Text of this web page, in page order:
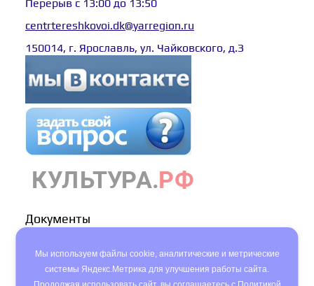
Перерыв с 13:00 до 13:50
centrtereshkovoi.dk@yarregion.ru
150014, г. Ярославль, ул. Чайковского, д.З
Документы
Пользовательское соглашение
Мы используем файлы cookie, аналитические и метрические
системы Яндекс.Метрика для улучшения работы сайта.